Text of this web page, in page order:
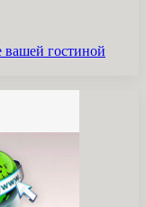
вашей гостиной